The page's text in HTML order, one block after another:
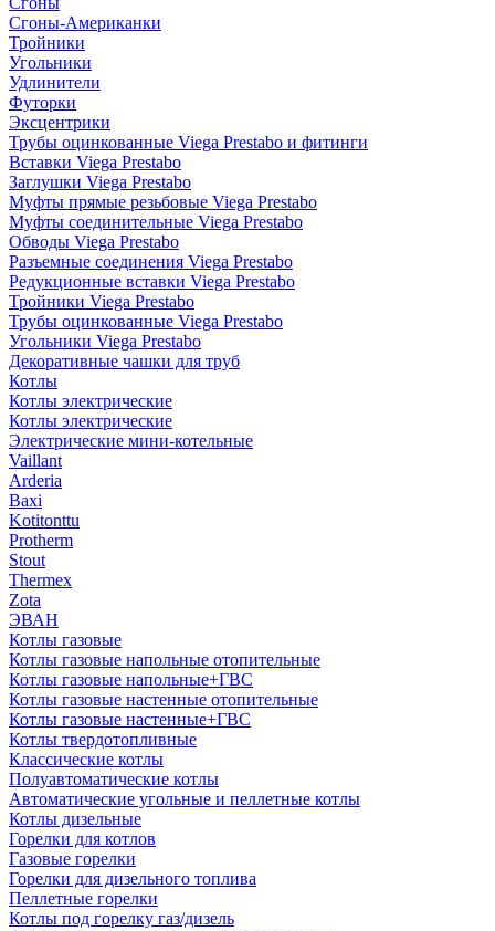
Сгоны-Американки
Тройники
Угольники
Удлинители
Футорки
Эксцентрики
Трубы оцинкованные Viega Prestabo и фитинги
Вставки Viega Prestabo
Заглушки Viega Prestabo
Муфты прямые резьбовые Viega Prestabo
Муфты соединительные Viega Prestabo
Обводы Viega Prestabo
Разъемные соединения Viega Prestabo
Редукционные вставки Viega Prestabo
Тройники Viega Prestabo
Трубы оцинкованные Viega Prestabo
Угольники Viega Prestabo
Декоративные чашки для труб
Котлы
Котлы электрические
Котлы электрические
Электрические мини-котельные
Vaillant
Arderia
Baxi
Kotitonttu
Protherm
Stout
Thermex
Zota
ЭВАН
Котлы газовые
Котлы газовые напольные отопительные
Котлы газовые напольные+ГВС
Котлы газовые настенные отопительные
Котлы газовые настенные+ГВС
Котлы твердотопливные
Классические котлы
Полуавтоматические котлы
Автоматические угольные и пеллетные котлы
Котлы дизельные
Горелки для котлов
Газовые горелки
Горелки для дизельного топлива
Пеллетные горелки
Котлы под горелку газ/дизель